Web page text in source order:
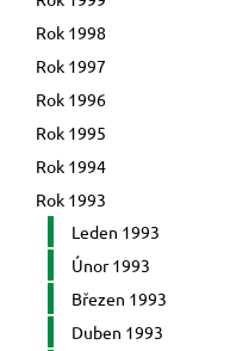
Rok 1998
Rok 1997
Rok 1996
Rok 1995
Rok 1994
Rok 1993
Leden 1993
Únor 1993
Březen 1993
Duben 1993